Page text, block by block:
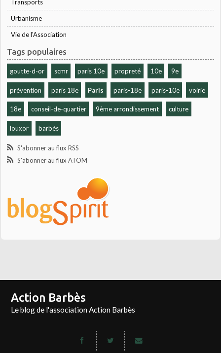
Transports
Urbanisme
Vie de l'Association
Tags populaires
goutte-d-or scmr paris 10e propreté 10e 9e
prévention paris 18e Paris paris-18e paris-10e voirie
18e conseil-de-quartier 9ème arrondissement culture
louxor barbès
S'abonner au flux RSS
S'abonner au flux ATOM
Action Barbès
Le blog de l'association Action Barbès